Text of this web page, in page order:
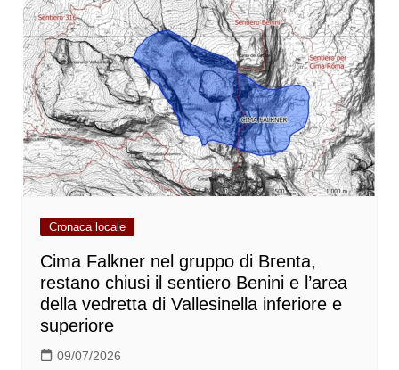
Cronaca locale
Cima Falkner nel gruppo di Brenta,
restano chiusi il sentiero Benini e l’area
della vedretta di Vallesinella inferiore e
superiore
09/07/2026